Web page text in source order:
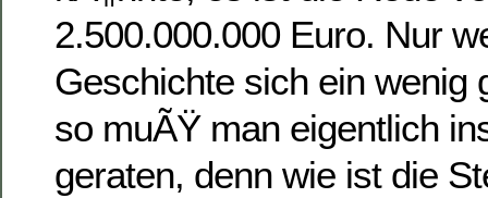
2.500.000.000 Euro. Nur
Geschichte sich ein wenig
so muÃŸ man eigentlich
geraten, denn wie ist die